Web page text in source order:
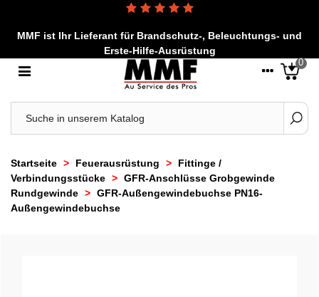
MMF ist Ihr Lieferant für Brandschutz-, Beleuchtungs- und
Erste-Hilfe-Ausrüstung
0
Startseite > Feuerausrüstung >
Fittinge /
Verbindungsstücke > GFR-Anschlüsse Grobgewinde
Rundgewinde > GFR-Außengewindebuchse PN16-
Außengewindebuchse